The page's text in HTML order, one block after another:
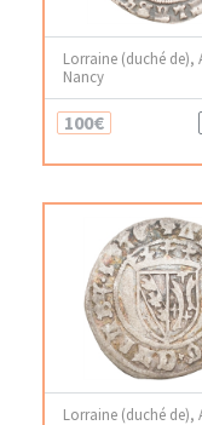
Lorraine (duché de),
Nancy
100€
Lorraine (duché